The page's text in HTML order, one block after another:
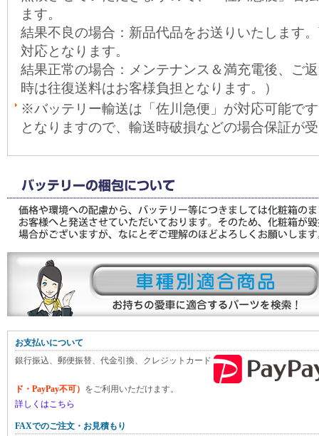
ます。
結果不良の場合：新品代品をお送りいたします
対応となります。
結果正常の場合：メンテナンス＆満充電後、ご
時は往復送料はお客様負担となります。）
※バッテリー輸送は「佐川急便」が対応可能で
となりますので、輸送時破損などの場合保証が
お支払いについて
銀行振込、郵便振替、代金引換、クレジットカード
ド・PayPay不可） をご利用いただけます。
詳しくはこちら
FAXでのご注文・お見積もり